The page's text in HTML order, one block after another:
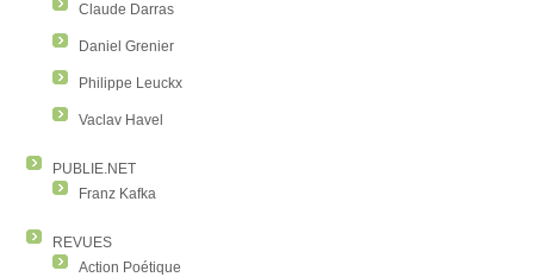
Claude Darras
Daniel Grenier
Philippe Leuckx
Vaclav Havel
PUBLIE.NET
Franz Kafka
REVUES
Action Poétique